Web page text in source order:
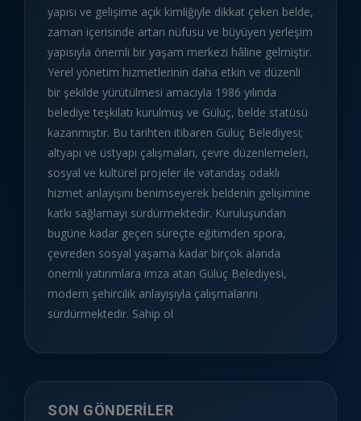
yapısı ve gelişime açık kimliğiyle dikkat çeken belde,
zaman içerisinde artan nüfusu ve büyüyen yerleşim
yapısıyla önemli bir yaşam merkezi hâline gelmiştir.
Yerel yönetim hizmetlerinin daha etkin ve düzenli
bir şekilde yürütülmesi amacıyla 1986 yılında
belediye teşkilatı kurulmuş ve Gülüç, belde statüsü
kazanmıştır. Bu tarihten itibaren Gülüç Belediyesi;
altyapı ve üstyapı çalışmaları, çevre düzenlemeleri,
sosyal ve kültürel projeler ile vatandaş odaklı
hizmet anlayışını benimseyerek beldenin gelişimine
katkı sağlamayı sürdürmektedir. Kuruluşundan
bugüne kadar geçen süreçte eğitimden spora,
çevreden sosyal yaşama kadar birçok alanda
önemli yatırımlara imza atan Gülüç Belediyesi,
modern şehircilik anlayışıyla çalışmalarını
sürdürmektedir. Sahip ol
SON GÖNDERILER